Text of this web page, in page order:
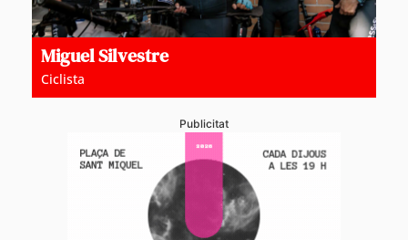
Miguel Silvestre
Ciclista
Publicitat